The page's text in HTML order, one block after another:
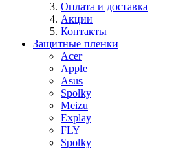
Оплата и доставка
Акции
Контакты
Защитные пленки
Acer
Apple
Asus
Spolky
Meizu
Explay
FLY
Spolky